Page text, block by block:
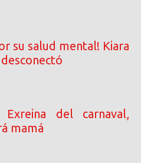
su salud mental! Kiara
del carnaval,
mamá